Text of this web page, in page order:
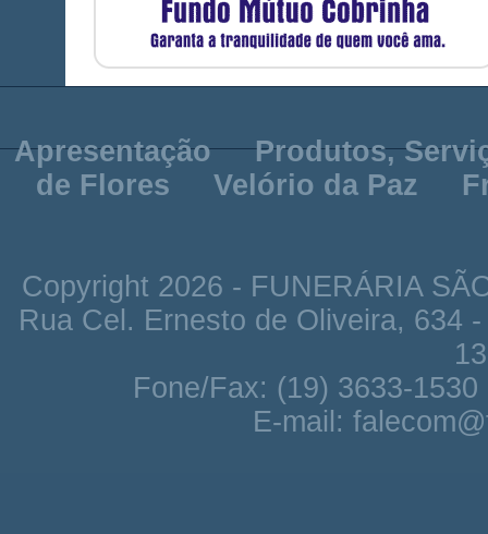
Apresentação
Produtos,
de Flores
Velório da Paz
Copyright 2026 - FUNERÁRIA
Rua Cel. Ernesto de Oliveira, 634
Fone/Fax: (19) 3633-1530
E-mail: